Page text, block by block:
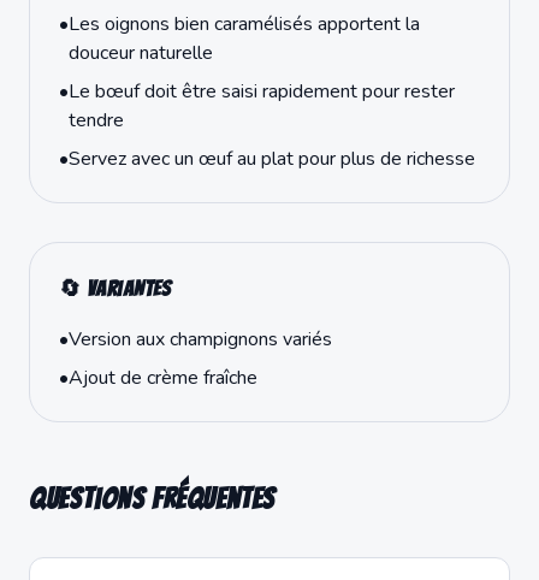
•Les oignons bien caramélisés apportent la
douceur naturelle
•Le bœuf doit être saisi rapidement pour rester
tendre
•Servez avec un œuf au plat pour plus de richesse
🔄 Variantes
•Version aux champignons variés
•Ajout de crème fraîche
Questions fréquentes